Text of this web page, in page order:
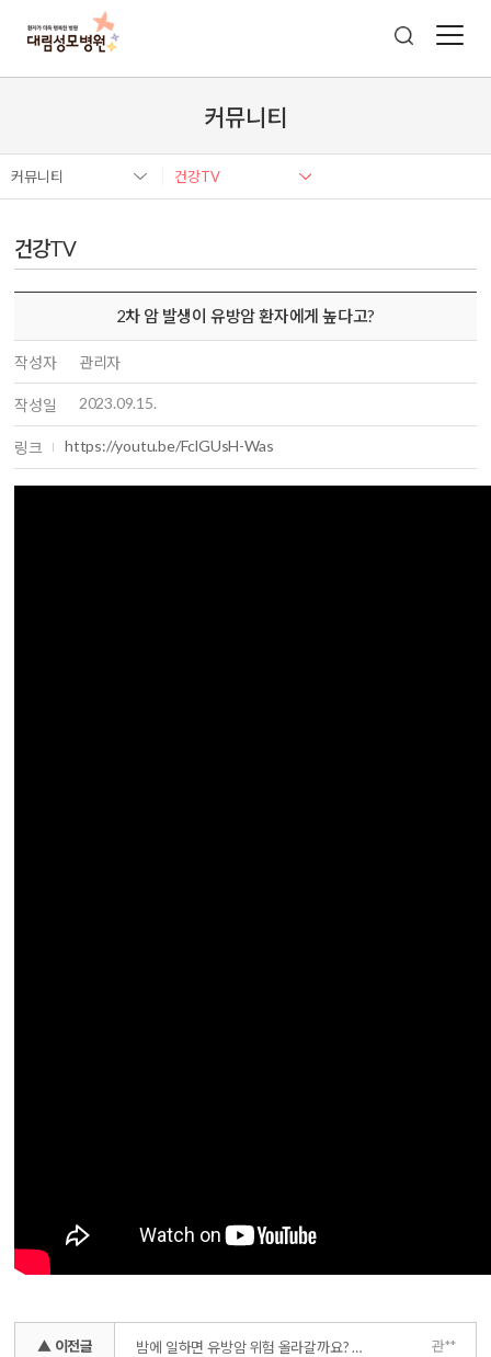
커뮤니티
커뮤니티 건강TV
건강TV
2차 암 발생이 유방암 환자에게 높다고?
작성자 관리자
작성일 2023.09.15.
링크 https://youtu.be/FclGUsH-Was
▲ 이전글 밤에 일하면 유방암 위험 올라갈까요? _ 야간 근무하시는 간호사, 승무원 분들 집중! 관**